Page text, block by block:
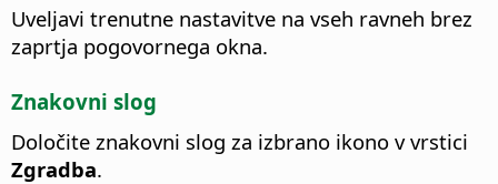
Uveljavi trenutne nastavitve na vseh ravneh brez
zaprtja pogovornega okna.
Znakovni slog
Določite znakovni slog za izbrano ikono v vrstici
Zgradba.